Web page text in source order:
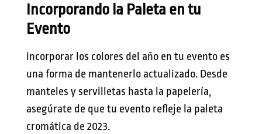
Incorporando la Paleta en tu
Evento
Incorporar los colores del año en tu evento es
una forma de mantenerlo actualizado. Desde
manteles y servilletas hasta la papelería,
asegúrate de que tu evento refleje la paleta
cromática de 2023.